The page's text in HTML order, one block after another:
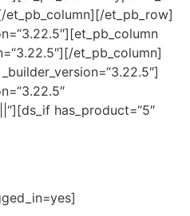
et_pb_column][/et_pb_row]
et_pb_column]
has_product=“5″